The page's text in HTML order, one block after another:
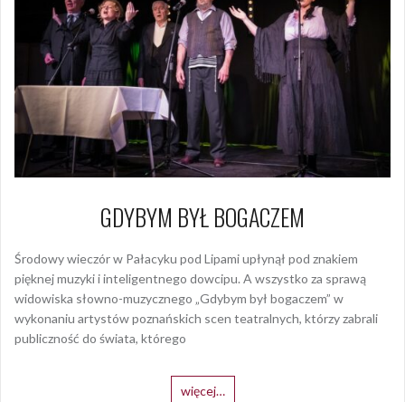
GDYBYM BYŁ BOGACZEM
Środowy wieczór w Pałacyku pod Lipami upłynął pod znakiem
pięknej muzyki i inteligentnego dowcipu. A wszystko za sprawą
widowiska słowno-muzycznego „Gdybym był bogaczem” w
wykonaniu artystów poznańskich scen teatralnych, którzy zabrali
publiczność do świata, którego
więcej…